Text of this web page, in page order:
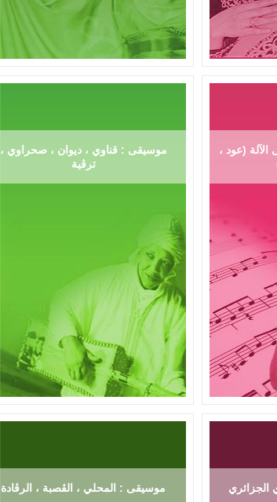
موسيقى : قناوي ، ديوان ، صحراوي ،
ترڨية
(عود ،
موسيقى : المحلي ، الڨصبة ، الرڨادة